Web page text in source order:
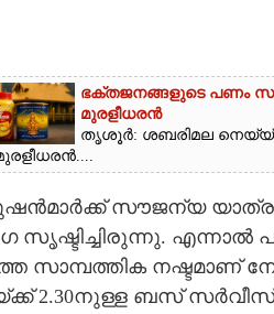
ഭക്തജനങ്ങളുടെ പണം
മുരളീധരൻ
തൃശൂർ: ശബരിമല നെയ്യ്
സൗജന്യ
സൃഷ്ടിച്ചിരുന്നു.
സാമ്പത്തിക നഷ്ടമാണ്
2.30നുള്ള ബസ്